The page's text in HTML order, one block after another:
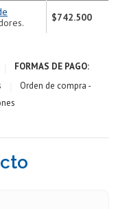
$742.500
FORMAS DE PAGO:
Orden de compra -